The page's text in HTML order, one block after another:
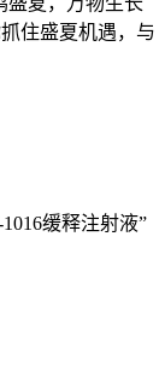
住盛夏机遇，与
缓释注射液”